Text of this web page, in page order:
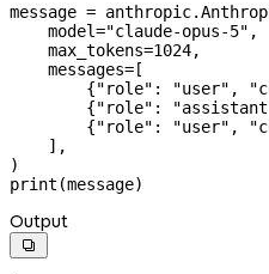
message =
    model
="claude-opus-5" ,
    max_tokens
=1024,
    messages
=[
        {
"role" : "user" ,
        {
"role" :
        {
"role" : "user" ,
    ],
)
print (message)
Output
